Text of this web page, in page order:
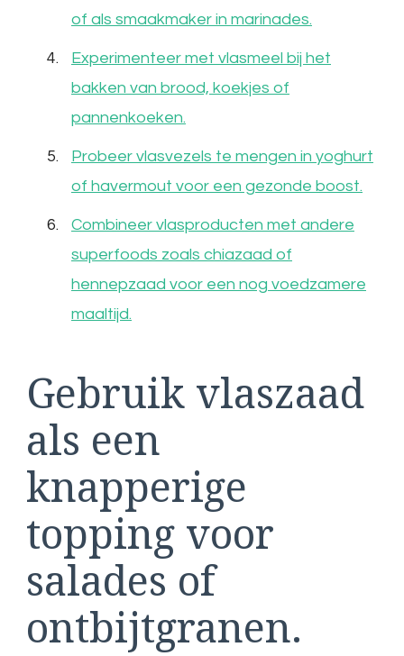
of als smaakmaker in marinades.
Experimenteer met vlasmeel bij het
bakken van brood, koekjes of
pannenkoeken.
Probeer vlasvezels te mengen in yoghurt
of havermout voor een gezonde boost.
Combineer vlasproducten met andere
superfoods zoals chiazaad of
hennepzaad voor een nog voedzamere
maaltijd.
Gebruik vlaszaad
als een
knapperige
topping voor
salades of
ontbijtgranen.